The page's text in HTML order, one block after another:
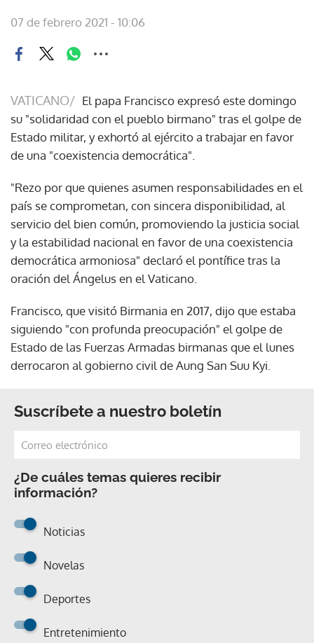
07 de febrero 2021 - 10:06
VATICANO/ El papa Francisco expresó este domingo
su "solidaridad con el pueblo birmano" tras el golpe de
Estado militar, y exhortó al ejército a trabajar en favor
de una "coexistencia democrática".
"Rezo por que quienes asumen responsabilidades en el
país se comprometan, con sincera disponibilidad, al
servicio del bien común, promoviendo la justicia social
y la estabilidad nacional en favor de una coexistencia
democrática armoniosa" declaró el pontífice tras la
oración del Ángelus en el Vaticano.
Francisco, que visitó Birmania en 2017, dijo que estaba
siguiendo "con profunda preocupación" el golpe de
Estado de las Fuerzas Armadas birmanas que el lunes
derrocaron al gobierno civil de Aung San Suu Kyi.
Suscríbete a nuestro boletín
¿De cuáles temas quieres recibir
información?
Noticias
Novelas
Deportes
Entretenimiento